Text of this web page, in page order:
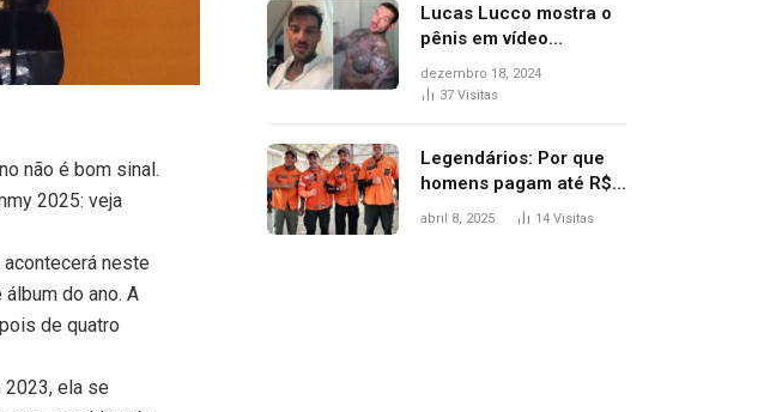
não é bom sinal.
2025: veja
neste
do ano. A
de quatro
2023, ela se
Lucas Lucco mostra o
pênis em vídeo
tomando banho, apaga
post e diz ‘foi mal’
dezembro 18, 2024
37 Visitas
Legendários: Por que
homens pagam até R$
81 mil para subir
abril 8, 2025 14 Visitas